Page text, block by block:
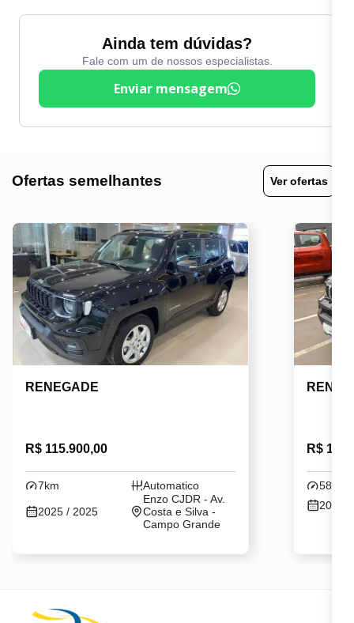
Ainda tem dúvidas?
Fale com um de nossos especialistas.
Enviar mensagem
Ofertas semelhantes Ver ofertas
RENEGADE
R$ 115.900,00
7km Automatico
2025 / 2025
Enzo CJDR - Av.
Costa e Silva -
Campo Grande
R$
2025 /